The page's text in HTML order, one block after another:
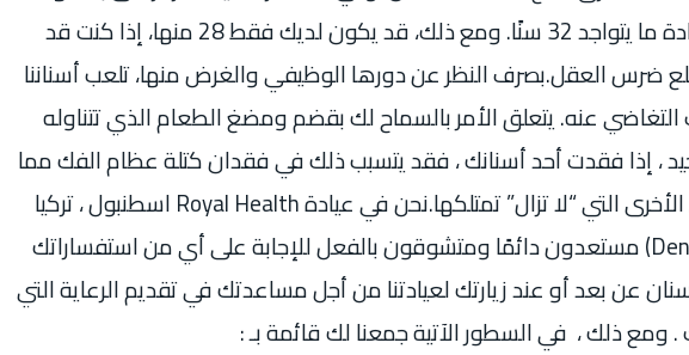
فعند البالغين، عادة ما يتواجد 32 سنًا. ومع ذلك، قد يكون لديك فقط 28 منها، إذا كنت قد
ضرس العقل.بصرف النظر عن دورها الوظيفي والغرض منها، تلعب أسناننا
عنه. يتعلق الأمر بالسماح لك بقضم ومضغ الطعام الذي تتناوله
، إذا فقدت أحد أسنانك ، فقد يتسبب ذلك في فقدان كتلة عظام الفك مما
يؤثر على الأسنان الأخرى التي “لا تزال” تمتلكها.نحن في عيادة Royal Health اسطنبول ، تركيا
(DentCenterTurkey) مستعدون دائمًا ومتشوقون بالفعل للإجابة على أي من استفساراتك
عن بعد أو عند زيارتك لعيادتنا من أجل مساعدتك في تقديم الرعاية التي
ومع ذلك ، في السطور الآتية جمعنا لك قائمة بـ :